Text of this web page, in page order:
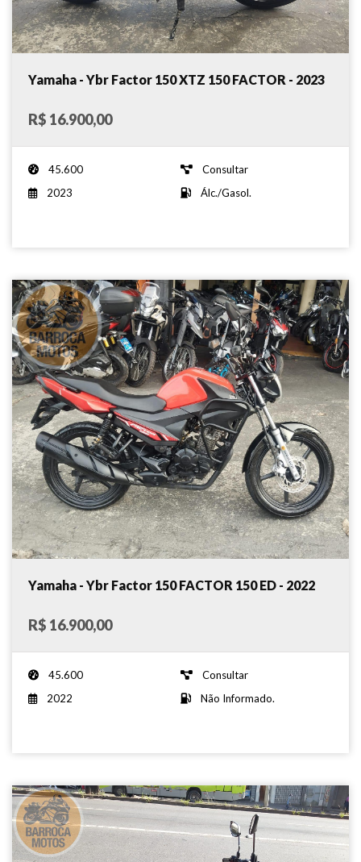
Yamaha - Ybr Factor 150 XTZ 150 FACTOR - 2023
R$ 16.900,00
45.600
Consultar
2023
Álc./Gasol.
Yamaha - Ybr Factor 150 FACTOR 150 ED - 2022
R$ 16.900,00
45.600
Consultar
2022
Não Informado.